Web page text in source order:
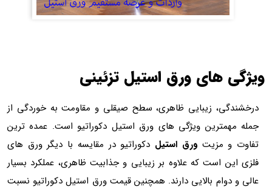
ویژگی های ورق استیل تزئینی
درخشندگی، زیبایی ظاهری، سطح صیقلی و مقاومت به خوردگی از
جمله مهمترین ویژگی های ورق استیل دکوراتیو است. عمده ترین
تفاوت و مزیتورق استیل دکوراتیو در مقایسه با دیگر ورق های
فلزی این است که علاوه بر زیبایی و جذابیت ظاهری، عملکرد بسیار
عالی و دوام بالایی دارند. همچنین قیمت ورق استیل دکوراتیو نسبت